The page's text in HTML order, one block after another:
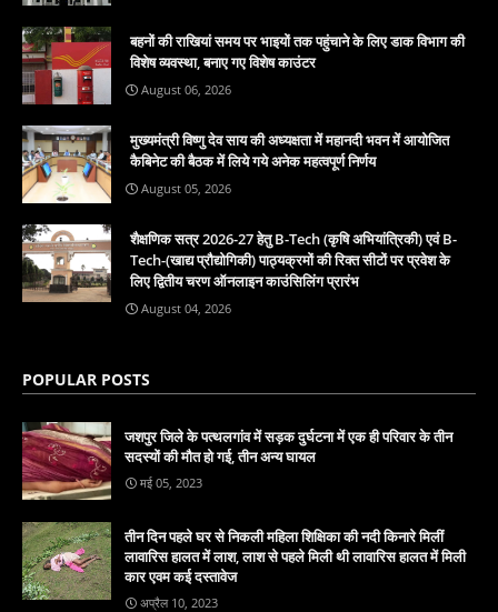
बहनों की राखियां समय पर भाइयों तक पहुंचाने के लिए डाक विभाग की
विशेष व्यवस्था, बनाए गए विशेष काउंटर
August 06, 2026
मुख्यमंत्री विष्णु देव साय की अध्यक्षता में महानदी भवन में आयोजित
कैबिनेट की बैठक में लिये गये अनेक महत्वपूर्ण निर्णय
August 05, 2026
शैक्षणिक सत्र 2026-27 हेतु B-Tech (कृषि अभियांत्रिकी) एवं B-
Tech-(खाद्य प्रौद्योगिकी) पाठ्यक्रमों की रिक्त सीटों पर प्रवेश के
लिए द्वितीय चरण ऑनलाइन काउंसिलिंग प्रारंभ
August 04, 2026
POPULAR POSTS
जशपुर जिले के पत्थलगांव में सड़क दुर्घटना में एक ही परिवार के तीन
सदस्यों की मौत हो गई, तीन अन्य घायल
मई 05, 2023
तीन दिन पहले घर से निकली महिला शिक्षिका की नदी किनारे मिलीं
लावारिस हालत में लाश, लाश से पहले मिली थी लावारिस हालत में मिली
कार एवम कई दस्तावेज
अप्रैल 10, 2023